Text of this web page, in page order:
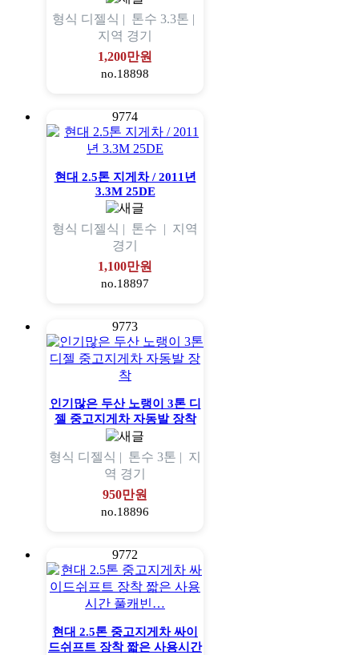
형식 디젤식 | 톤수 3.3톤 |
지역 경기
1,200만원
no.18898
9774
현대 2.5톤 지게차 / 2011년
3.3M 25DE
형식 디젤식 | 톤수 | 지역
경기
1,100만원
no.18897
9773
인기많은 두산 노랭이 3톤 디
젤 중고지게차 자동발 장착
형식 디젤식 | 톤수 3톤 | 지
역 경기
950만원
no.18896
9772
현대 2.5톤 중고지게차 싸이
드쉬프트 장착 짧은 사용시간